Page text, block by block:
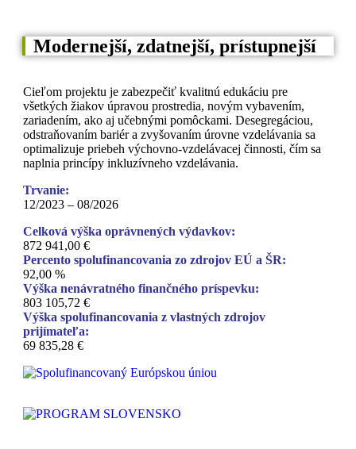
Modernejší, zdatnejší, prístupnejší
Cieľom projektu je zabezpečiť kvalitnú edukáciu pre
všetkých žiakov úpravou prostredia, novým vybavením,
zariadením, ako aj učebnými pomôckami. Desegregáciou,
odstraňovaním bariér a zvyšovaním úrovne vzdelávania sa
optimalizuje priebeh výchovno-vzdelávacej činnosti, čím sa
naplnia princípy inkluzívneho vzdelávania.
Trvanie:
12/2023 – 08/2026
Celková výška oprávnených výdavkov:
872 941,00 €
Percento spolufinancovania zo zdrojov EÚ a ŠR:
92,00 %
Výška nenávratného finančného príspevku:
803 105,72 €
Výška spolufinancovania z vlastných zdrojov
prijímateľa:
69 835,28 €